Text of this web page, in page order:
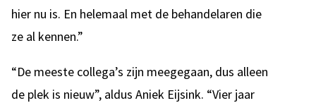
hier nu is. En helemaal met de behandelaren die
ze al kennen.”
“De meeste collega’s zijn meegegaan, dus alleen
de plek is nieuw”, aldus Aniek Eijsink. “Vier jaar